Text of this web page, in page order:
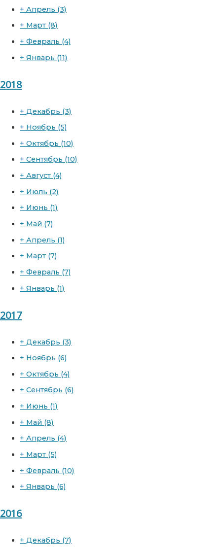
+ Апрель (3)
+ Март (8)
+ Февраль (4)
+ Январь (11)
2018
+ Декабрь (3)
+ Ноябрь (5)
+ Октябрь (10)
+ Сентябрь (10)
+ Август (4)
+ Июль (2)
+ Июнь (1)
+ Май (7)
+ Апрель (1)
+ Март (7)
+ Февраль (7)
+ Январь (1)
2017
+ Декабрь (3)
+ Ноябрь (6)
+ Октябрь (4)
+ Сентябрь (6)
+ Июнь (1)
+ Май (8)
+ Апрель (4)
+ Март (5)
+ Февраль (10)
+ Январь (6)
2016
+ Декабрь (7)